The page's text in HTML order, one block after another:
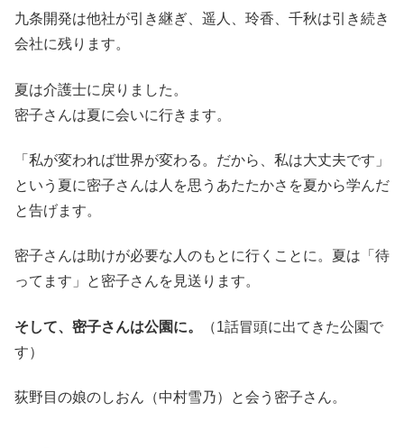
九条開発は他社が引き継ぎ、遥人、玲香、千秋は引き続き
会社に残ります。
夏は介護士に戻りました。
密子さんは夏に会いに行きます。
「私が変われば世界が変わる。だから、私は大丈夫です」
という夏に密子さんは人を思うあたたかさを夏から学んだ
と告げます。
密子さんは助けが必要な人のもとに行くことに。夏は「待
ってます」と密子さんを見送ります。
そして、密子さんは公園に。
（1話冒頭に出てきた公園で
す）
荻野目の娘のしおん（中村雪乃）と会う密子さん。